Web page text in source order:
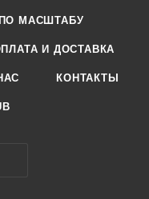
МАСШТАБУ
И ДОСТАВКА
КОНТАКТЫ